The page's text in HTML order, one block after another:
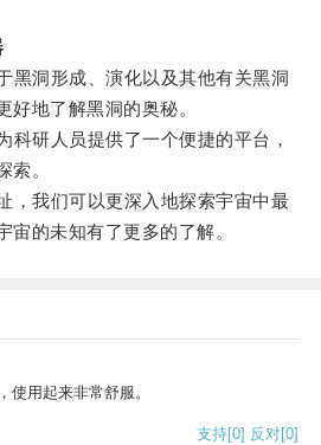
洞形成、演化以及其他有关黑洞
好地了解黑洞的奥秘。
研人员提供了一个便捷的平台，
索。
我们可以更深入地探索宇宙中最
宙的未知有了更多的了解。
使用起来非常舒服。
支持[0] 反对[0]